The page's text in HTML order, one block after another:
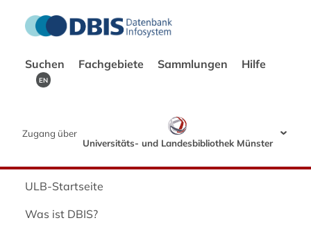
Suchen Fachgebiete Sammlungen Hilfe
EN
Zugang über
Universitäts- und Landesbibliothek Münster
ULB-Startseite
Was ist DBIS?